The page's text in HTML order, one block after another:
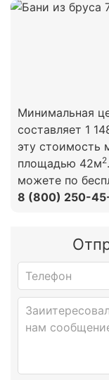
Минимальная
составляет 1
эту стоимость
площадью 42м2
можете по
8 (800) 250-